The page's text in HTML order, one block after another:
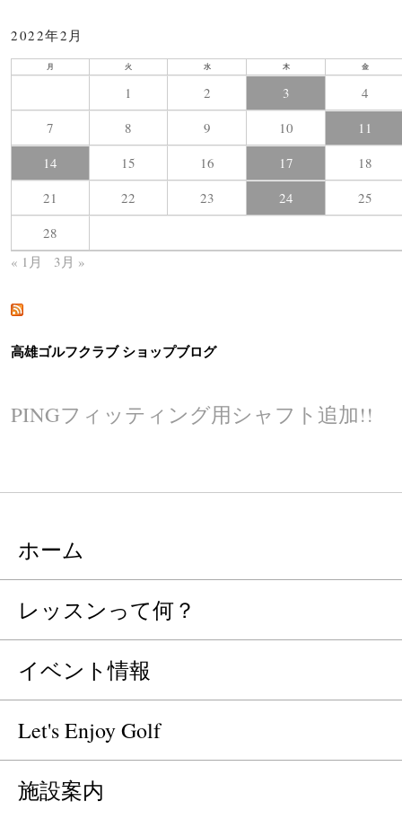
2022年2月
月 火 水 木 金
1 2 3
4
7
8 9 10
11
14
15 16 17
18
21
22 23 24
25
28
« 1月
3月 »
高雄ゴルフクラブ ショップブログ
PINGフィッティング用シャフト追加!!
ホーム
レッスンって何？
イベント情報
Let's Enjoy Golf
施設案内